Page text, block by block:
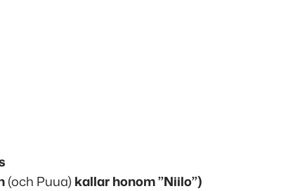
(och Puua) kallar honom ”Niilo”)